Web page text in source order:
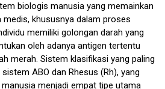
biologis manusia yang memainkan
medis, khususnya dalam proses
memiliki golongan darah yang
oleh adanya antigen tertentu
merah. Sistem klasifikasi yang paling
ABO dan Rhesus (Rh), yang
menjadi empat tipe utama